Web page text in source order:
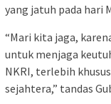
yang jatuh pada hari
“Mari kita jaga,
untuk menjaga
NKRI, terlebih
sejahtera,” tandas